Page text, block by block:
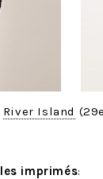
River Island
les imprimés: